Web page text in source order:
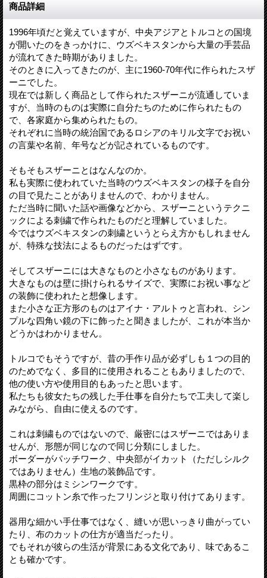
商品詳細
1996年頃だと覚えていますが、中央アジアとトルコとの国境
が開いたのをきっかけに、ウズベキスタンから大量の手芸品
が流れてきた時期がありました。
そのときに入ってきたのが、主に1960-70年代に作られたスザ
ーニでした。
現在では新しく商品として作られたスザーニが流通していま
すが、当時のものは実際に自分たちのために作られたもの
で、各家庭から集められたもの。
それぞれに当時の統治国であるロシアのキリル文字でお祝い
の言葉や名前、年号などが記されているものです。
そもそもスザーニとはなんなのか。
私も実際に使われていた当時のウズベキスタンの様子を自分
の目で見たことがありませんので、わかりません。
ただ当時に聞いた話や画像などから、スザーニというテクニ
ックによる刺繍で作られたものだと理解していました。
今ではウズベキスタンの刺繍というとらえ方かもしれません
が、特殊な技法によるものだったはずです。
そしてスザーニには大きなものと小さなものがあります。
大きなものは壁に掛けられるサイズで、実際にお祝い事など
の装飾に使われたと想像します。
また小さな正方形のものはアイナ・アルトゥと言われ、シン
プルな四角い鏡の下に飾ったと聞きましたが、これが本当か
どうかはわかりません。
トルコでもそうですが、昔の手作り品が必ずしも１つの目的
のためでなく、多目的に使用されることもありましたので、
他の使い方や使用目的もあったと思います。
私たちも彼女たちの残した手仕事を自分たちで工夫して楽し
みながら、自由に使えるのです。
これは刺繍ものではないので、厳密にはスザーニではありま
せんが、形態が同じなので同じ分類にしました。
ボーダーがパッチワーク、中央部がイカット（ただしシルク
ではありません）生地の装飾品です。
黒枠の部分はミシンワークです。
周囲にコットン糸で作ったフリンジと取り付けてあります。
器用な細かい手仕事ではなく、縫いが思いっきり曲がってい
たり、布のカットの仕方が適当だったり。
でもそれが彼らの生活が背景にある文化であり、味であるこ
とも確かです。